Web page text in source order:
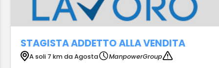
STAGISTA ADDETTO ALLA VENDITA
A soli 7 km da Agosta
ManpowerGroup